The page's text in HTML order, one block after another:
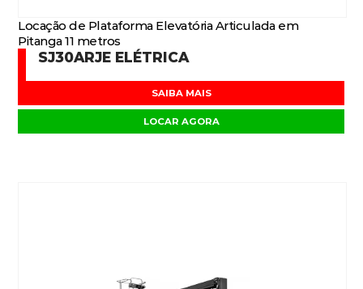
Locação de Plataforma Elevatória Articulada em
Pitanga 11 metros
SJ30ARJE ELÉTRICA
SAIBA MAIS
LOCAR AGORA